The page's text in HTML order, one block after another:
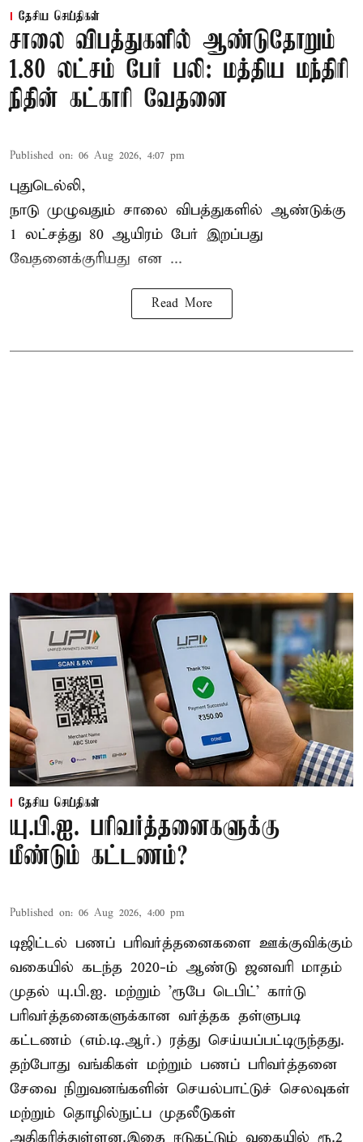
தேசிய செய்திகள்
சாலை விபத்துகளில் ஆண்டுதோறும்
1.80 லட்சம் பேர் பலி: மத்திய மந்திரி
நிதின் கட்காரி வேதனை
Published on: 06 Aug 2026, 4:07 pm
புதுடெல்லி,
நாடு முழுவதும் சாலை விபத்துகளில் ஆண்டுக்கு
1 லட்சத்து 80 ஆயிரம் பேர் இறப்பது
வேதனைக்குரியது என ...
Read More
தேசிய செய்திகள்
யு.பி.ஐ. பரிவர்த்தனைகளுக்கு
மீண்டும் கட்டணம்?
Published on: 06 Aug 2026, 4:00 pm
டிஜிட்டல் பணப் பரிவர்த்தனைகளை ஊக்குவிக்கும்
வகையில் கடந்த 2020-ம் ஆண்டு ஜனவரி மாதம்
முதல் யு.பி.ஐ. மற்றும் 'ரூபே டெபிட்' கார்டு
பரிவர்த்தனைகளுக்கான வர்த்தக தள்ளுபடி
கட்டணம் (எம்.டி.ஆர்.) ரத்து செய்யப்பட்டிருந்தது.
தற்போது வங்கிகள் மற்றும் பணப் பரிவர்த்தனை
சேவை நிறுவனங்களின் செயல்பாட்டுச் செலவுகள்
மற்றும் தொழில்நுட்ப முதலீடுகள்
அதிகரித்துள்ளன.இதை ஈடுகட்டும் வகையில் ரூ.2